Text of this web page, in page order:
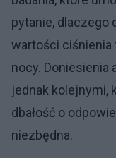
pytanie, dlaczego
wartości
nocy.
jednak kolejnymi,
dbałość o
niezbędna.